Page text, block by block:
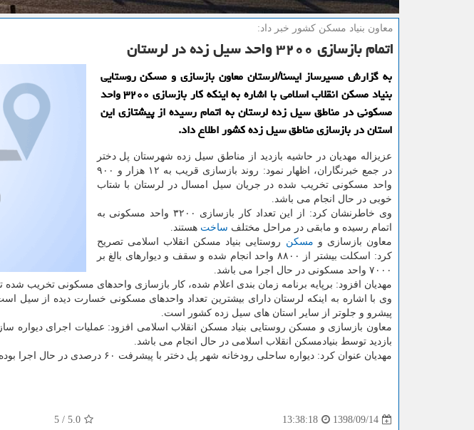
معاون بنیاد مسكن كشور خبر داد:
اتمام بازسازی ۳۲۰۰ واحد سیل زده در لرستان
به گزارش مسیرساز ایسنا/لرستان معاون بازسازی و مسكن روستایی
بنیاد مسكن انقلاب اسلامی با اشاره به اینكه كار بازسازی ۳۲۰۰ واحد
مسكونی در مناطق سیل زده لرستان به اتمام رسیده از پیشتازی این
استان در بازسازی مناطق سیل زده كشور اطلاع داد.
عزیزاله مهدیان در حاشیه بازدید از مناطق سیل زده شهرستان پل دختر
در جمع خبرنگاران، اظهار نمود: روند بازسازی قریب به ۱۲ هزار و ۹۰۰
واحد مسكونی تخریب شده در جریان سیل امسال در لرستان با شتاب
خوبی در حال انجام می باشد.
وی خاطرنشان كرد: از این تعداد كار بازسازی ۳۲۰۰ واحد مسكونی به
اتمام رسیده و مابقی در مراحل مختلف ساخت هستند.
معاون بازسازی و مسكن روستایی بنیاد مسكن انقلاب اسلامی تصریح
كرد: اسكلت بیشتر از ۸۸۰۰ واحد انجام شده و سقف و دیوارهای بالغ بر
۷۰۰۰ واحد مسكونی در حال اجرا می باشد.
مهدیان افزود: برپایه برنامه زمان بندی اعلام شده، كار بازسازی واحدهای مسكونی تخریب شده
وی با اشاره به اینكه لرستان دارای بیشترین تعداد واحدهای مسكونی خسارت دیده از سیل
پیشرو و جلوتر از سایر استان های سیل زده كشور است.
بازدید توسط بنیادمسكن انقلاب اسلامی در حال انجام می باشد.
مهدیان عنوان كرد: دیواره ساحلی رودخانه شهر پل دختر با پیشرفت ۶۰ درصدی در حال اجرا بوده و تا آخر سال جاری به اتمام خواهد رسید.
1398/09/14
13:38:18
5.0
/
5